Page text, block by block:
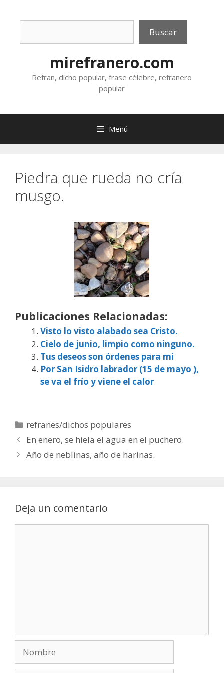
Buscar
mirefranero.com
Refran, dicho popular, frase célebre, refranero
popular
Menú
Piedra que rueda no cría
musgo.
Publicaciones Relacionadas:
Visto lo visto alabado sea Cristo.
Cielo de junio, limpio como ninguno.
Tus deseos son órdenes para mi
Por San Isidro labrador (15 de mayo ),
se va el frío y viene el calor
Categorías
refranes/dichos populares
En enero, se hiela el agua en el puchero.
Año de neblinas, año de harinas.
Deja un comentario